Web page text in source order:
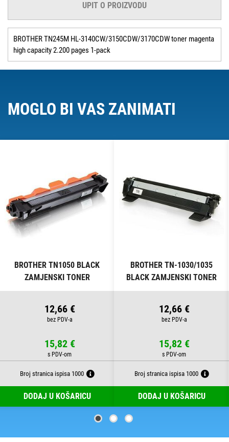
UPIT O PROIZVODU
BROTHER TN245M HL-3140CW/3150CDW/3170CDW toner magenta
high capacity 2.200 pages 1-pack
MOGLO BI VAS ZANIMATI
BROTHER TN1050 BLACK
ZAMJENSKI TONER
12,66 €
15,82 €
Broj stranica ispisa 1000
DODAJ U KOŠARICU
BROTHER TN-1030/1035
BLACK ZAMJENSKI TONER
12,66 €
15,82 €
Broj stranica ispisa 1000
DODAJ U KOŠARICU